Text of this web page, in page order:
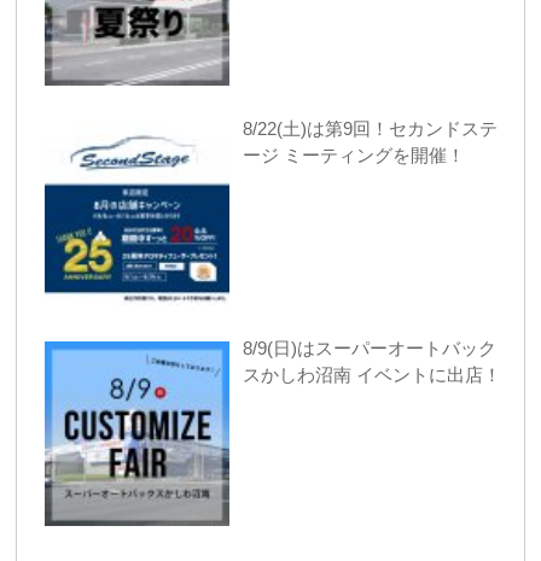
8/22(土)は第9回！セカンドステ
ージ ミーティングを開催！
8/9(日)はスーパーオートバック
スかしわ沼南 イベントに出店！